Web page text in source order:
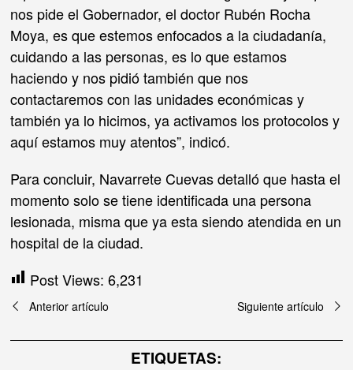
nos pide el Gobernador, el doctor Rubén Rocha
Moya, es que estemos enfocados a la ciudadanía,
cuidando a las personas, es lo que estamos
haciendo y nos pidió también que nos
contactaremos con las unidades económicas y
también ya lo hicimos, ya activamos los protocolos y
aquí estamos muy atentos”, indicó.
Para concluir, Navarrete Cuevas detalló que hasta el
momento solo se tiene identificada una persona
lesionada, misma que ya esta siendo atendida en un
hospital de la ciudad.
Post Views: 6,231
Navegación
de
Anterior artículo Siguiente artículo
ETIQUETAS: